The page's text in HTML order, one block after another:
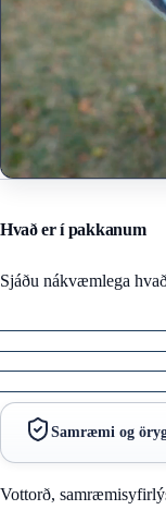
Hvað er í pakkanum
Sjáðu nákvæmlega
Samræmi og
Vottorð,